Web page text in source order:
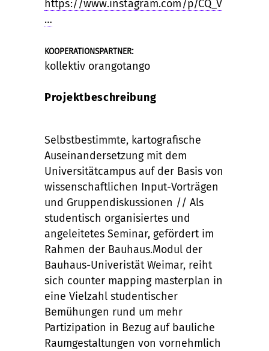
https://www.instagram.com/p/CQ_V
…
KOOPERATIONSPARTNER:
kollektiv orangotango
Projektbeschreibung
Selbstbestimmte, kartografische
Auseinandersetzung mit dem
Universitätcampus auf der Basis von
wissenschaftlichen Input-Vorträgen
und Gruppendiskussionen // Als
studentisch organisiertes und
angeleitetes Seminar, gefördert im
Rahmen der Bauhaus.Modul der
Bauhaus-Univeristät Weimar, reiht
sich counter mapping masterplan in
eine Vielzahl studentischer
Bemühungen rund um mehr
Partizipation in Bezug auf bauliche
Raumgestaltungen von vornehmlich